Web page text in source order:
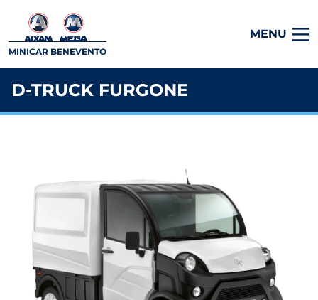
MINICAR BENEVENTO
MENU
D-TRUCK FURGONE